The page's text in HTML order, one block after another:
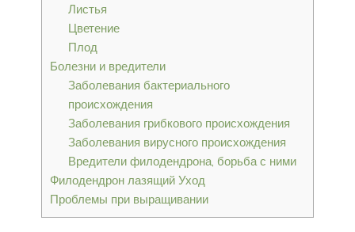
Листья
Цветение
Плод
Болезни и вредители
Заболевания бактериального
происхождения
Заболевания грибкового происхождения
Заболевания вирусного происхождения
Вредители филодендрона, борьба с ними
Филодендрон лазящий Уход
Проблемы при выращивании